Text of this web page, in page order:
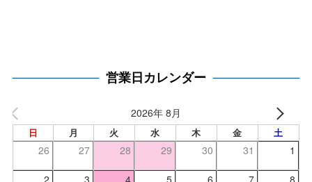
営業日カレンダー
2026年 8月
日 月 火 水 木 金 土
26 27 28 29 30 31 1
2 3 4 5 6 7 8